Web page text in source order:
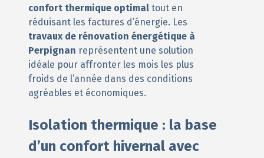
confort thermique optimal tout en
réduisant les factures d’énergie. Les
travaux de rénovation énergétique à
Perpignan représentent une solution
idéale pour affronter les mois les plus
froids de l’année dans des conditions
agréables et économiques.
Isolation thermique : la base
d’un confort hivernal avec